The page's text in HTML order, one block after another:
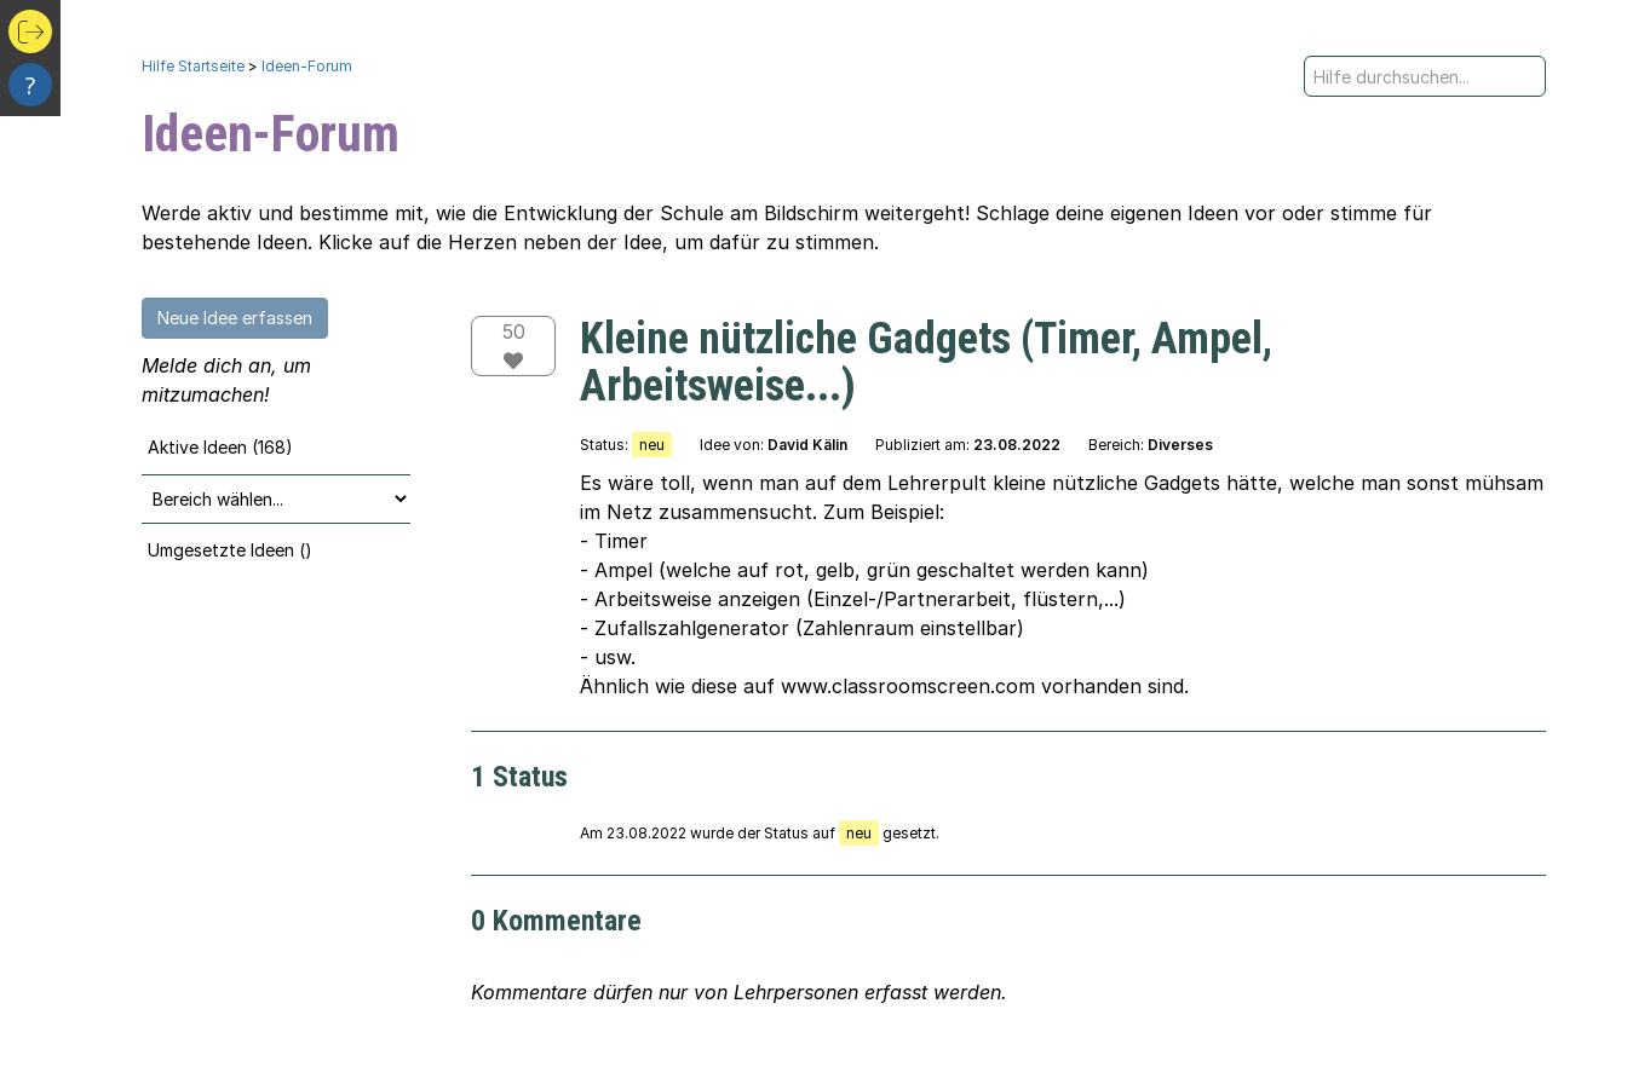
?
Hilfe Startseite > Ideen-Forum
Ideen-Forum
Werde aktiv und bestimme mit, wie die Entwicklung der Schule am Bildschirm weitergeht! Schlage deine eigenen Ideen vor oder stimme für
bestehende Ideen. Klicke auf die Herzen neben der Idee, um dafür zu stimmen.
50
Kleine nützliche Gadgets (Timer, Ampel,
Arbeitsweise...)
Status: neu Idee von: David Kälin Publiziert am: 23.08.2022 Bereich: Diverses
Es wäre toll, wenn man auf dem Lehrerpult kleine nützliche Gadgets hätte, welche man sonst mühsam
im Netz zusammensucht. Zum Beispiel:
- Timer
- Ampel (welche auf rot, gelb, grün geschaltet werden kann)
- Arbeitsweise anzeigen (Einzel-/Partnerarbeit, flüstern,...)
- Zufallszahlgenerator (Zahlenraum einstellbar)
- usw.
Ähnlich wie diese auf www.classroomscreen.com vorhanden sind.
1 Status
Am 23.08.2022 wurde der Status auf neu gesetzt.
0 Kommentare
Kommentare dürfen nur von Lehrpersonen erfasst werden.
Neue Idee erfassen
Melde dich an, um
mitzumachen!
Aktive Ideen (168)
Umgesetzte Ideen ()